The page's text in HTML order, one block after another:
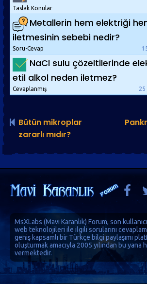
Taslak Konular
Metallerin hem elektriği hem
iletmesinin sebebi nedir?
Soru-Cevap
NaCl sulu çözeltilerinde
etil alkol neden iletmez?
25
Cevaplanmış
Bütün mikroplar
zararlı mıdır?
MsXLabs (Mavi Karanlık) Forum, son
web teknolojileri ile ilgili sorularını
geniş kapsamlı bir Türkçe bilgi paylaşımı
oluşturmak amacıyla 2005 yılından bu yana
vermektedir.